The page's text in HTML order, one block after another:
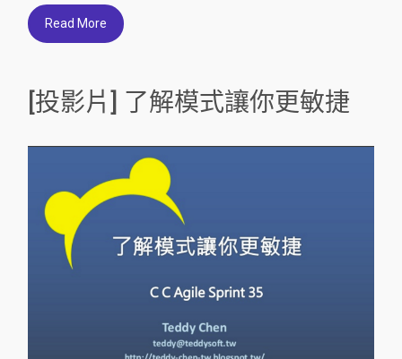
Read More
[投影片] 了解模式讓你更敏捷